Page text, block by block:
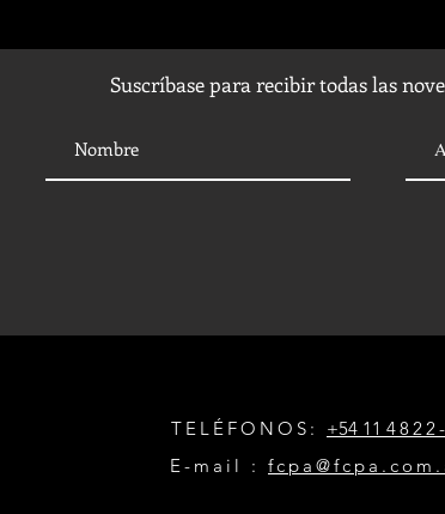
Suscríbase para recibir todas las
TELÉFONOS: +54 11
E-mail :